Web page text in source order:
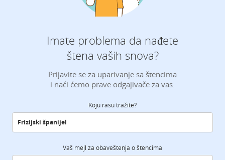
Imate problema da nađete
štena vaših snova?
Prijavite se za uparivanje sa štencima
i naći ćemo prave odgajivače za vas.
Koju rasu tražite?
Vaš mejl za obaveštenja o štencima